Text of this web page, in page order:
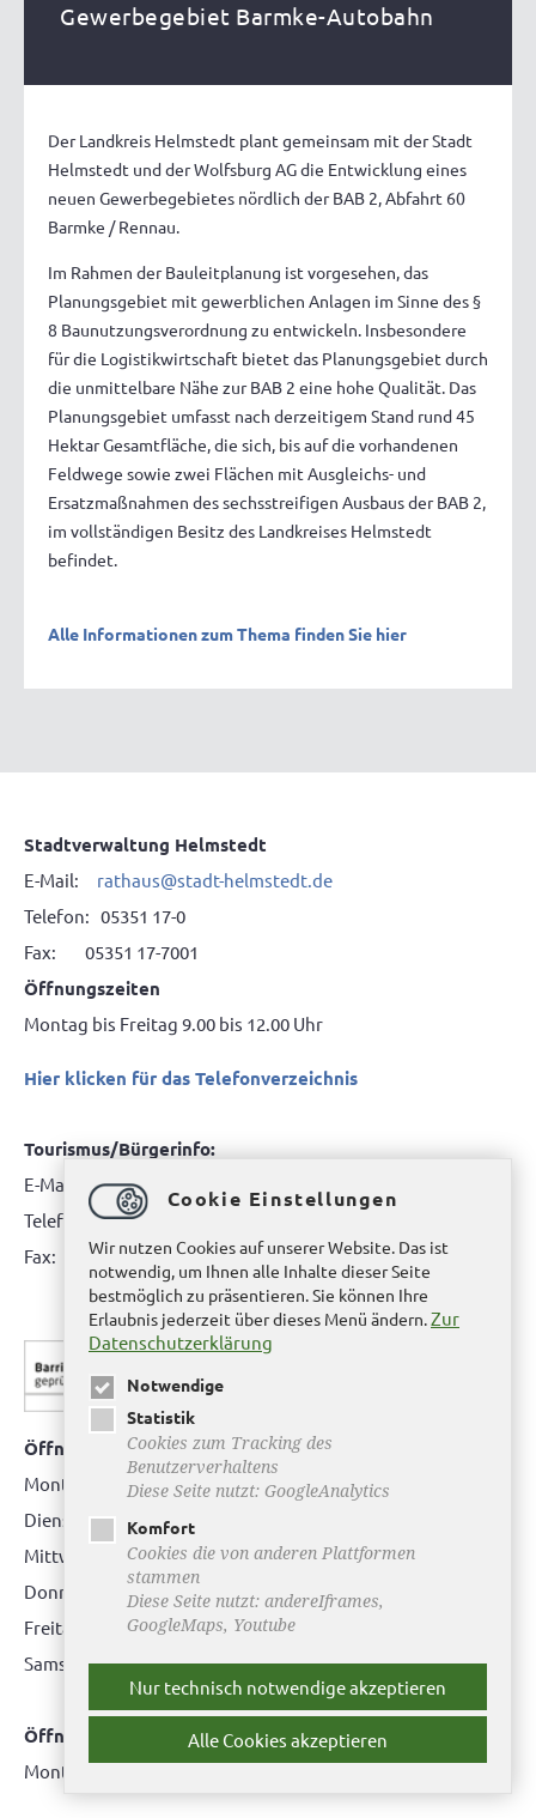
Gewerbegebiet Barmke-Autobahn
Der Landkreis Helmstedt plant gemeinsam mit der Stadt
Helmstedt und der Wolfsburg AG die Entwicklung eines
neuen Gewerbegebietes nördlich der BAB 2, Abfahrt 60
Barmke / Rennau.
Im Rahmen der Bauleitplanung ist vorgesehen, das
Planungsgebiet mit gewerblichen Anlagen im Sinne des §
8 Baunutzungsverordnung zu entwickeln. Insbesondere
für die Logistikwirtschaft bietet das Planungsgebiet durch
die unmittelbare Nähe zur BAB 2 eine hohe Qualität. Das
Planungsgebiet umfasst nach derzeitigem Stand rund 45
Hektar Gesamtfläche, die sich, bis auf die vorhandenen
Feldwege sowie zwei Flächen mit Ausgleichs- und
Ersatzmaßnahmen des sechsstreifigen Ausbaus der BAB 2,
im vollständigen Besitz des Landkreises Helmstedt
befindet.
Alle Informationen zum Thema finden Sie hier
Stadtverwaltung Helmstedt
E-Mail: rathaus@stadt-helmstedt.de
Telefon: 05351 17-0
Fax: 05351 17-7001
Öffnungszeiten
Montag bis Freitag 9.00 bis 12.00 Uhr
Hier klicken für das Telefonverzeichnis
Tourismus/Bürgerinfo:
E-Mail:tourismus@stadt-helmstedt.de
Telefon: 05351 171717
Fax: 05351 171718
Öffnungszeiten Bürgerbüro Helmstedt
Montag: 08.00 bis 12.00 Uhr
Dienstag: 08.00 bis 12.00 Uhr & 15.00 Uhr bis 17.00 Uhr
Mittwoch: nur nach Terminvereinbarung
Donnerstag: 08.00 bis 12.00 Uhr & 14.00 Uhr bis 16.00 Uhr
Freitag: nur nach Terminvereinbarung
Samstag:bitte hier klicken
Öffnungszeiten Bürgerbüro Büddenstedt
Montag: 14:00 bis 16:00 Uhr
Cookie Einstellungen
Wir nutzen Cookies auf unserer Website. Das ist
notwendig, um Ihnen alle Inhalte dieser Seite
bestmöglich zu präsentieren. Sie können Ihre
Erlaubnis jederzeit über dieses Menü ändern.Zur
Datenschutzerklärung
Notwendige
Statistik
Cookies zum Tracking des
Benutzerverhaltens
Diese Seite nutzt: GoogleAnalytics
Komfort
Cookies die von anderen Plattformen
stammen
Diese Seite nutzt: andereIframes,
GoogleMaps, Youtube
Nur technisch notwendige akzeptieren
Alle Cookies akzeptieren